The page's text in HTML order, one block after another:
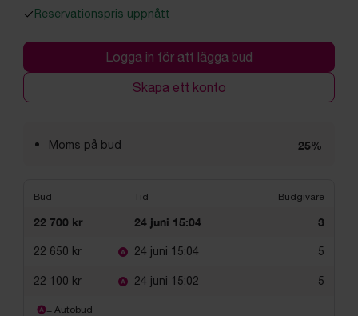
Reservationspris uppnått
Logga in för att lägga bud
Skapa ett konto
Moms på bud 25%
Bud Tid Budgivare
22 700 kr 24 juni 15:04 3
22 650 kr 24 juni 15:04 5
22 100 kr 24 juni 15:02 5
= Autobud